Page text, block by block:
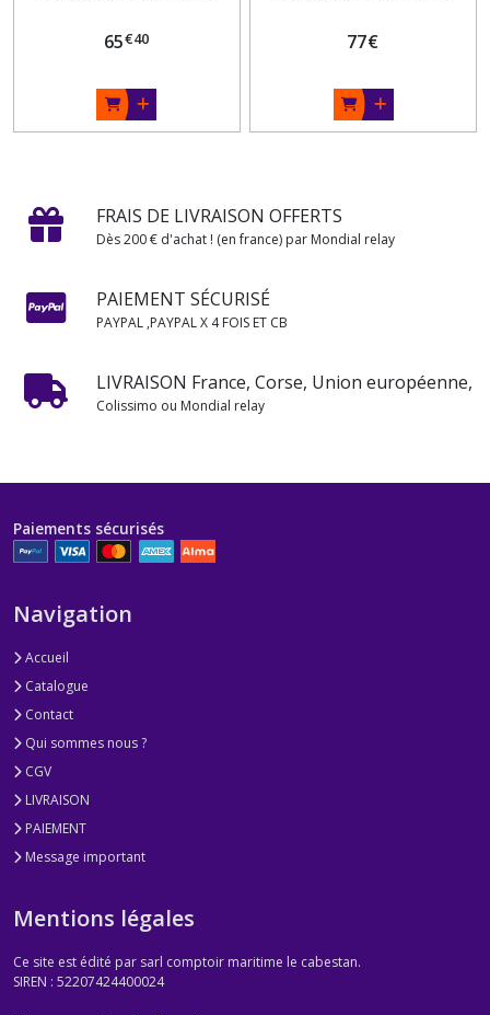
65€40 77€
FRAIS DE LIVRAISON OFFERTS
Dès 200 € d'achat ! (en france) par Mondial relay
PAIEMENT SÉCURISÉ
PAYPAL ,PAYPAL X 4 FOIS ET CB
LIVRAISON France, Corse, Union européenne,
Colissimo ou Mondial relay
Paiements sécurisés
Navigation
Accueil
Catalogue
Contact
Qui sommes nous ?
CGV
LIVRAISON
PAIEMENT
Message important
Mentions légales
Ce site est édité par sarl comptoir maritime le cabestan.
SIREN : 52207424400024